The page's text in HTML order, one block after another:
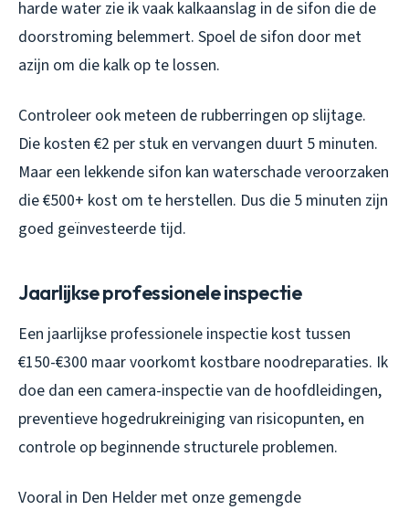
harde water zie ik vaak kalkaanslag in de sifon die de
doorstroming belemmert. Spoel de sifon door met
azijn om die kalk op te lossen.
Controleer ook meteen de rubberringen op slijtage.
Die kosten €2 per stuk en vervangen duurt 5 minuten.
Maar een lekkende sifon kan waterschade veroorzaken
die €500+ kost om te herstellen. Dus die 5 minuten zijn
goed geïnvesteerde tijd.
Jaarlijkse professionele inspectie
Een jaarlijkse professionele inspectie kost tussen
€150-€300 maar voorkomt kostbare noodreparaties. Ik
doe dan een camera-inspectie van de hoofdleidingen,
preventieve hogedrukreiniging van risicopunten, en
controle op beginnende structurele problemen.
Vooral in Den Helder met onze gemengde